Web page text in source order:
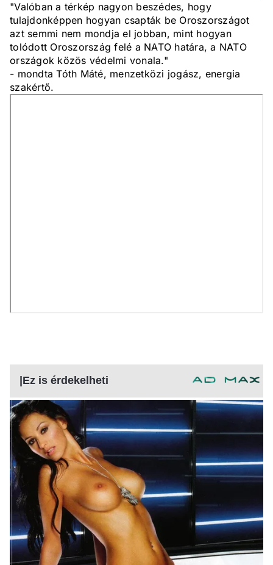
"Valóban a térkép nagyon beszédes, hogy
tulajdonképpen hogyan csapták be Oroszországot
azt semmi nem mondja el jobban, mint hogyan
tolódott Oroszország felé a NATO határa, a NATO
országok közös védelmi vonala."
- mondta Tóth Máté, menzetközi jogász, energia
szakértő.